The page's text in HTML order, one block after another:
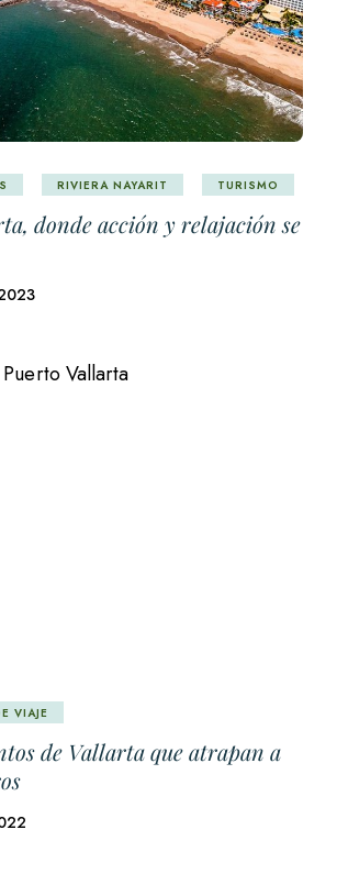
RIVIERA NAYARIT TURISMO
donde acción y relajación se
VIAJE
de Vallarta que atrapan a